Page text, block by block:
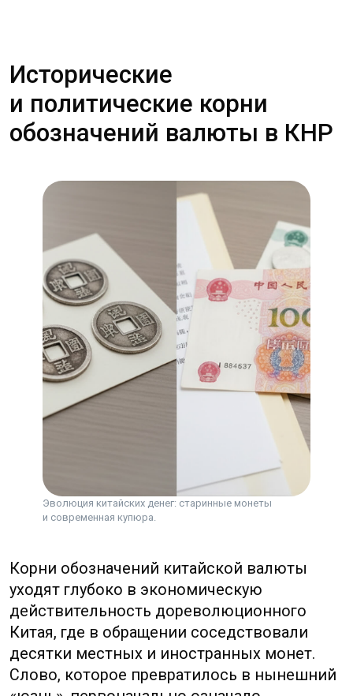
Эволюция китайских денег: старинные монеты
и современная купюра.
а закрепить символ единства
и легитимности. Название, в котором
звучало слово «народ», стало
инструментом политического послания —
валюта должна была ассоциироваться
Банкноты и монеты исполняли не только
расчётную роль, но и роль медийную.
партийных символов и культурных
мотивов формировали облик государства
в глазах граждан и за рубежом. Каждая
серия номиналов отражала приоритеты
времени: борьба с инфляцией,
экономическая модернизация,
демонстрация национального единства.
Именно через деньги власти передавали
сигналы о направлении политики и уровне
доверия к национальной экономике.
Политика управления валютой тоже имеет
потоков и постепенное создание
отдельных рынков для операций
за пределами материка — всё это
внутриконтинентального и вне­
материкового обращения появилось
не по техническим прихотям, а как
компромисс между желанием
международного присутствия
и потребностью сохранять контроль над
внутренними потоками.